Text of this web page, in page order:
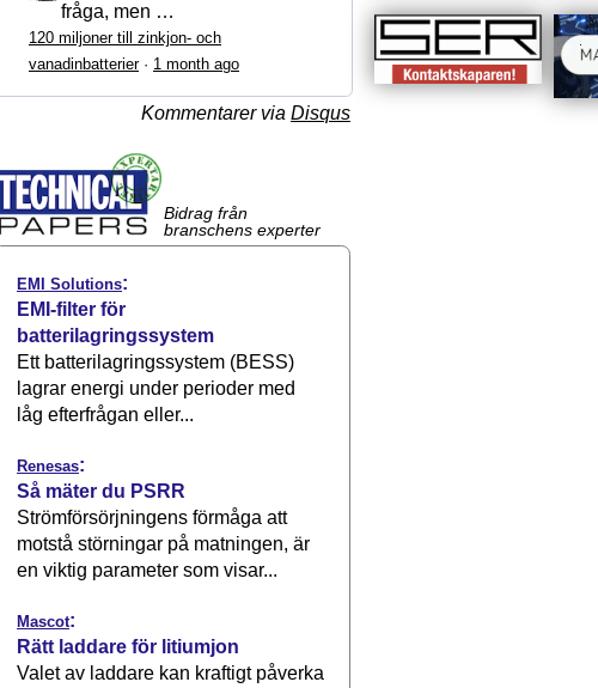
fråga, men …
120 miljoner till zinkjon- och
vanadinbatterier· 1 month ago
Kommentarer via Disqus
Bidrag från
branschens experter
EMI Solutions:
EMI-filter för
batterilagringssystem
Ett batterilagringssystem (BESS)
lagrar energi under perioder med
låg efterfrågan eller...
Renesas:
Så mäter du PSRR
Strömförsörjningens förmåga att
motstå störningar på matningen, är
en viktig parameter som visar...
Mascot:
Rätt laddare för litiumjon
Valet av laddare kan kraftigt påverka